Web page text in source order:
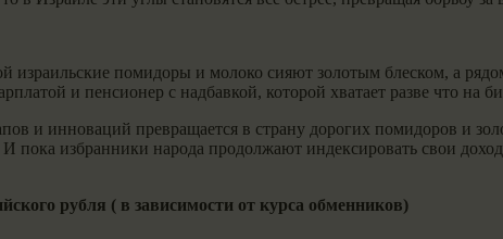
израильские помидоры и молоко сияют золотым блеском, а
и пенсионер с надбавкой, которой хватает разве что на
и инноваций превращается в страну дорогих помидоров и
пока избранники народа продолжают индексировать свои
рубля ( в зависимости от курса обменников)